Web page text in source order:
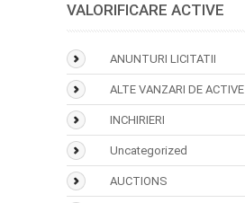
VALORIFICARE ACTIVE
ANUNTURI LICITATII
ALTE VANZARI DE ACTIVE
INCHIRIERI
Uncategorized
AUCTIONS